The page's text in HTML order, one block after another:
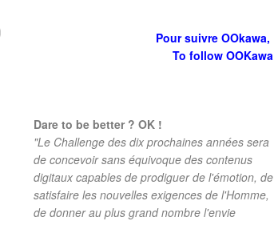
Pour suivre OOkawa,
To follow OOKawa
Dare to be better ? OK !
"Le Challenge des dix prochaines années sera
de concevoir sans équivoque des contenus
digitaux capables de prodiguer de l'émotion, de
satisfaire les nouvelles exigences de l'Homme,
de donner au plus grand nombre l'envie